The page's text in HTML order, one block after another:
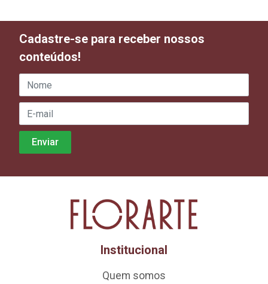
Cadastre-se para receber nossos
conteúdos!
Institucional
Quem somos